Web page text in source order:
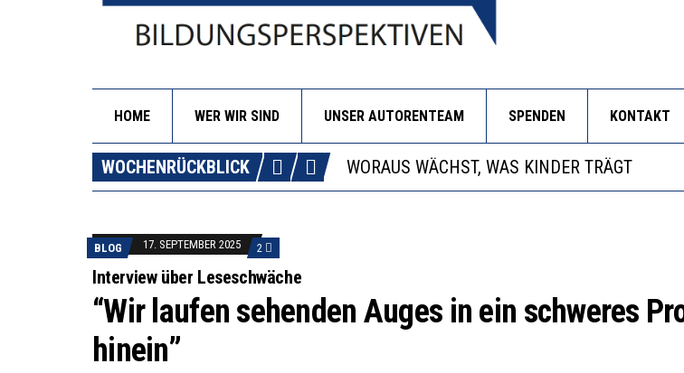
HOME WER WIR SIND UNSER AUTORENTEAM SPENDEN KONTAKT
WOCHENRÜCKBLICK
DIE GANZE HILFLOSIGKEIT DES
WORAUS WÄCHST, WAS KINDER TRÄGT
“WIR BEOBACHTEN EINEN REGELRECHTEN
BLOG 17. SEPTEMBER 2025 2
Interview über Leseschwäche
“Wir laufen sehenden Auges in ein schweres
hinein”